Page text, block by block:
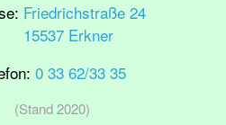
Friedrichstraße 24
15537 Erkner
0 33 62/33 35
(Stand 2020)